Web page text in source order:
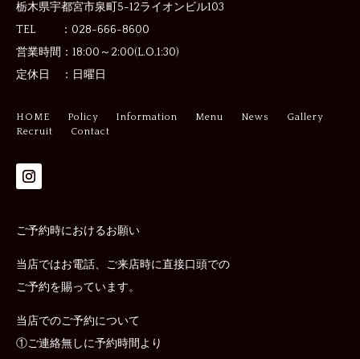
栃木県宇都宮市泉町5-12ライオンビル103
TEL ：028-666-8600
営業時間： 18:00～2:00(L.O.1:30)
定休日 ： 日曜日
HOME Policy Information Menu News
Gallery
Recruit
Contact
ご予約時におけるお願い
当店ではお電話、ご来店時に直接口頭での
ご予約を賜っています。
当店でのご予約について
①ご連絡無しに予約時間より